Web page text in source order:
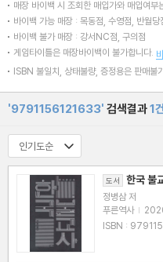
매장 바이백 시 조회한 매입가와 매입여부
바이백 가능 매장 : 목동점, 수영점, 반월
바이백 불가 매장 : 강서NC점, 구의점
게임타이틀은 매장바이백이 불가합니다.
ISBN 불일치, 상태불량, 증정용은 판매불
'9791156121633' 검색결과1건
도서 한국 불
정병삼 저
푸른역사 |